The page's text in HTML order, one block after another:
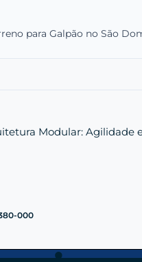
para Galpão no São
Modular: Agilidade
000